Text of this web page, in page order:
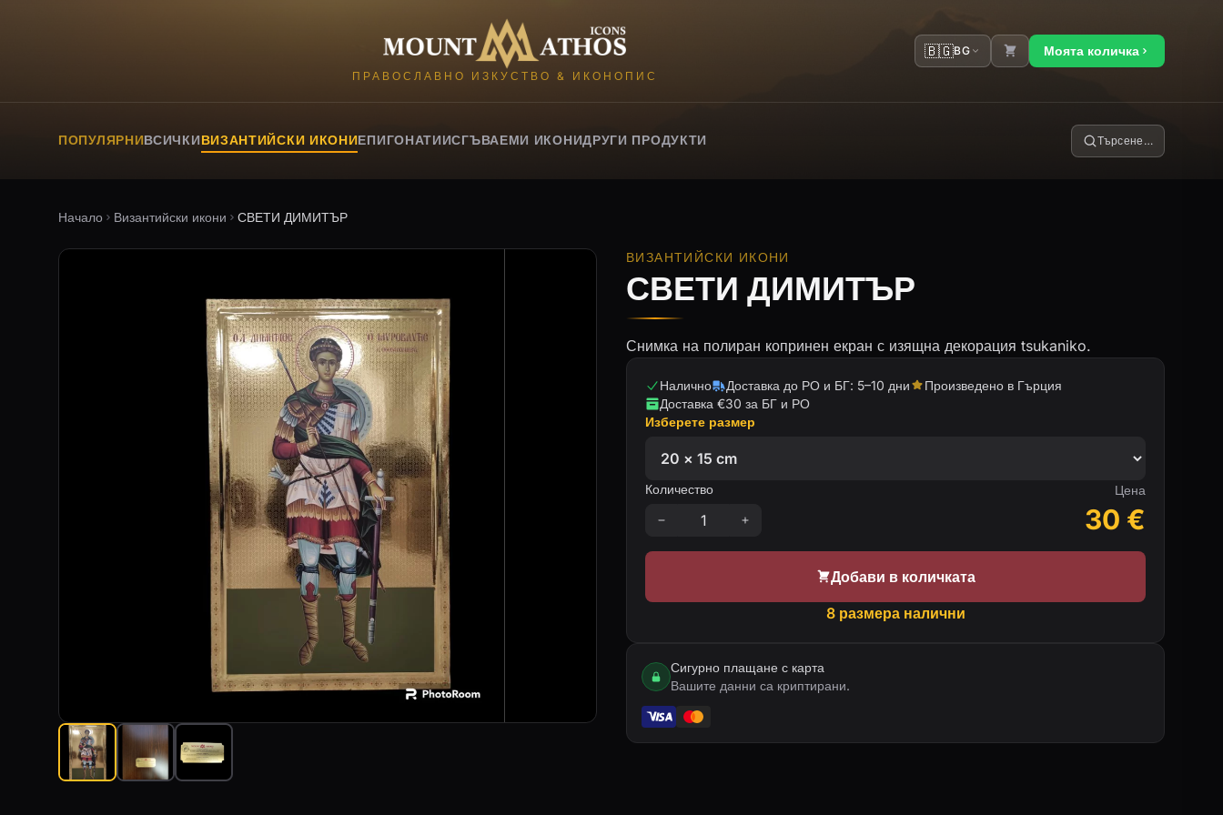
Mount Athos Icons
ПРАВОСЛАВНО ИЗКУСТВО & ИКОНОПИС
🇧🇬BG Моята количка
ПОПУЛЯРНИВСИЧКИВИЗАНТИЙСКИ ИКОНИЕПИГОНАТИИСГЪВАЕМИ ИКОНИДРУГИ ПРОДУКТИ Търсене…
Начало Византийски икони СВЕТИ ДИМИТЪР
ВИЗАНТИЙСКИ ИКОНИ
СВЕТИ ДИМИТЪР
Снимка на полиран копринен екран с изящна декорация tsukaniko.
Налично Доставка до РО и БГ: 5–10 дни
Произведено в Гърция
Доставка €30 за БГ и РО
Изберете размер
Количество Цена
30 €
Добави в количката
8 размера налични
Сигурно плащане с карта
Вашите данни са криптирани.